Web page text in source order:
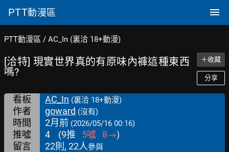
PTT動漫區
PTT動漫區 / AC_In (裏洽 18+動漫)
[洽特] 現實世界真的有原味內褲這種東西
嗎?
＋收藏
分享
看板 AC_In (裏洽 18+動漫)
作者 goward (沒有)
時間 2月前 (2026/05/16 00:16)
推噓 4 (9推 5噓 8→)
留言
22則, 22人參與